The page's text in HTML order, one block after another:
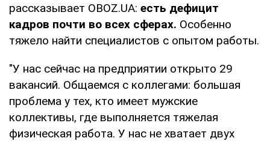
рассказывает OBOZ.UA: есть дефицит
кадров почти во всех сферах. Особенно
тяжело найти специалистов с опытом работы.
"У нас сейчас на предприятии открыто 29
вакансий. Общаемся с коллегами: большая
проблема у тех, кто имеет мужские
коллективы, где выполняется тяжелая
физическая работа. У нас не хватает двух